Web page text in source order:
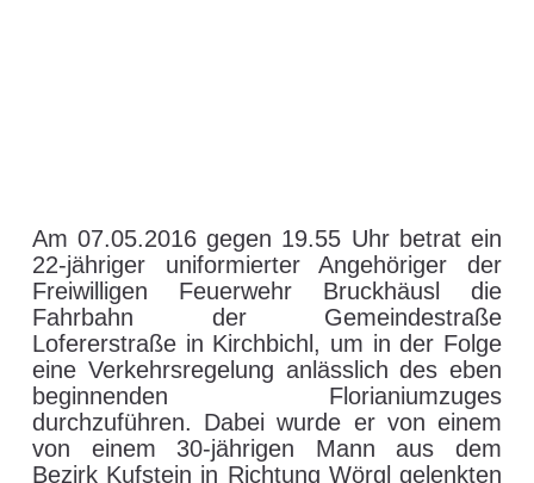
T / KU | Verkehrsunfall
in Bruckhäusl
8. Mai 2016